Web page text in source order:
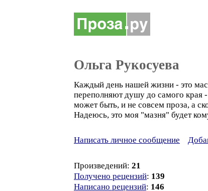
Ольга Рукосуева
Каждый день нашей жизни - это
переполняют душу до самого края
может быть, и не совсем проза, а
Надеюсь, это моя "мазня" будет
Написать личное сообщение
Произведений: 21
Получено рецензий: 139
Написано рецензий: 146